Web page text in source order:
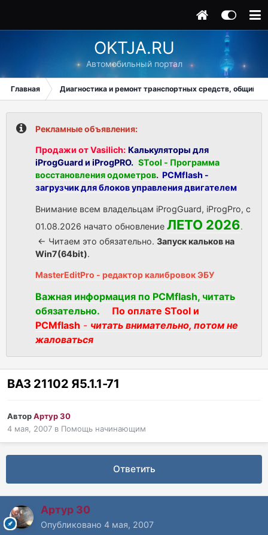
OKTJA.RU
Автомобильный портал
Главная Диагностика и ремонт транспортных средств, общий
Рекламные объявления:
Продажи от Vasilich: Калькуляторы для
iProgGuard и iProgPRO. STool - Программа
восстановления одометров. PCMflash -
загрузчик для блоков управления двигателем
Внимание всем владельцам iProgGuard, iProgPro, с
01.08.2026 начато обновление ЛЕТО 2026.
<- Читаем это обязательно. Запуск кальков на
Win7(64bit).
MasterEditPro - редактор калибровок ЭБУ
Важная информация по PCMflash, читать
обязательно.
По оплате STool и
PCMflash - читать внимательно, потом не
жаловаться
ВАЗ 21102 Я5.1.1-71
АвторАртур 30
4 мая, 2007 в Помощь начинающим
Ответить
Артур 30
Опубликовано 4 мая, 2007